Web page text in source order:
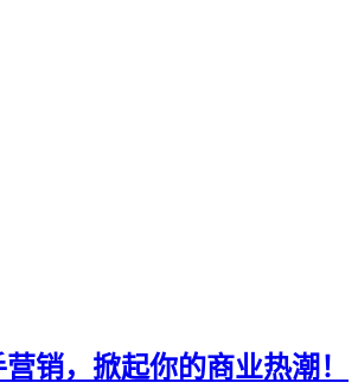
销，掀起你的商业热潮！